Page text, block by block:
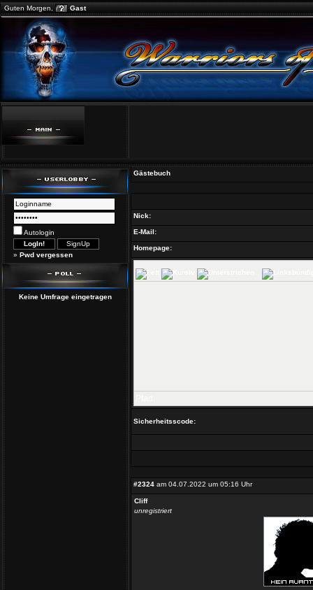
Guten Morgen, Gast
Autologin
» Pwd vergessen
Keine Umfrage eingetragen
Gästebuch
Nick:
E-Mail:
Homepage:
Sicherheitsscode:
#2324 am 04.07.2022 um 05:16 Uhr
Cliff
unregistriert